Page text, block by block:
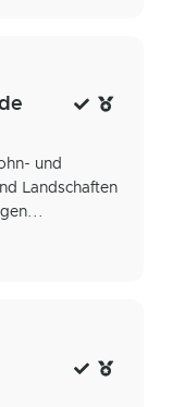
und
Landschaften